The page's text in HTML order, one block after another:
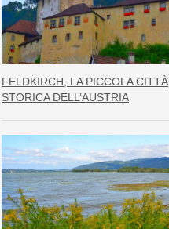
FELDKIRCH, LA PICCOLA CITTÀ
STORICA DELL’AUSTRIA